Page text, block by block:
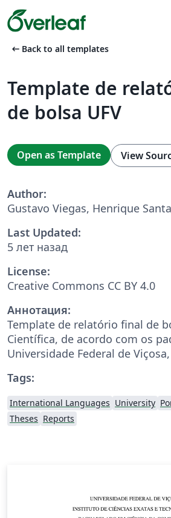
arrow_left_alt Back to all templates
Template de
de bolsa UFV
Open as Template View
Author:
Gustavo Viegas, Henrique
Last Updated:
5 лет назад
License:
Creative Commons CC BY 4.0
Аннотация:
Template de relatório final de
Científica, de acordo com os
Universidade Federal de
Tags:
International Languages University
Theses Reports